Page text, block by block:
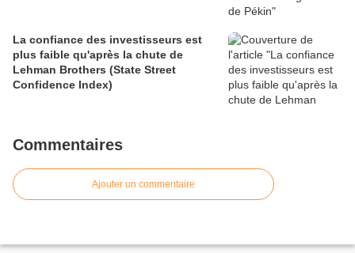
La confiance des investisseurs est
plus faible qu'après la chute de
Lehman Brothers (State Street
Confidence Index)
Commentaires
Ajouter un commentaire